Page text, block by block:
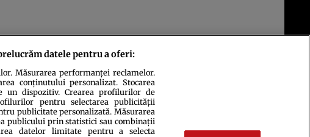
datele pentru a oferi:
Măsurarea performanței reclamelor.
conținutului personalizat. Stocarea
un dispozitiv. Crearea profilurilor de
pentru selectarea publicității
publicitate personalizată. Măsurarea
publicului prin statistici sau combinații
datelor limitate pentru a selecta